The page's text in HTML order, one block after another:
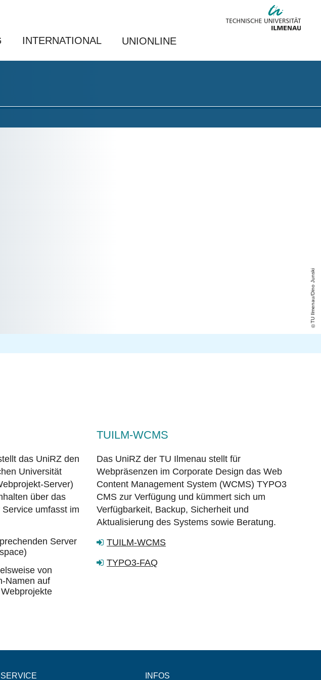
INTERNATIONAL UNIONLINE
TU Ilmenau/Dino Junski
das UniRZ den
Universität
Server)
über das
umfasst im
Server
von
Namen auf
TUILM-WCMS
Das UniRZ der TU Ilmenau stellt für
Webpräsenzen im Corporate Design das Web
Content Management System (WCMS) TYPO3
CMS zur Verfügung und kümmert sich um
Verfügbarkeit, Backup, Sicherheit und
Aktualisierung des Systems sowie Beratung.
TUILM-WCMS
TYPO3-FAQ
SERVICE INFOS